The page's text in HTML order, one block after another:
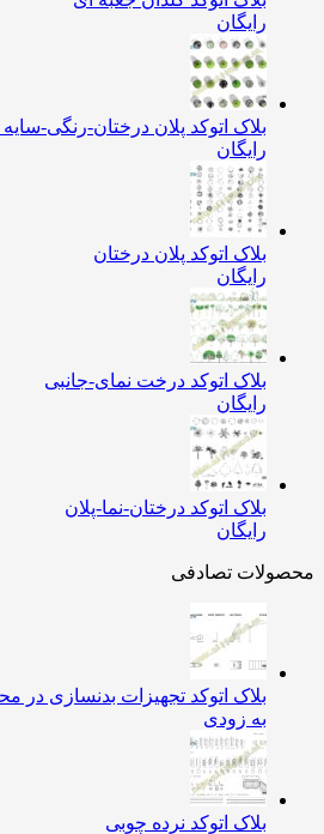
رایگان
بلاک اتوکد پلان درختان-رنگی-سایه دار
رایگان
بلاک اتوکد پلان درختان
رایگان
بلاک اتوکد درخت نمای-جانبی
رایگان
بلاک اتوکد درختان-نما-پلان
رایگان
تصادفی
بلاک اتوکد تجهیزات بدنسازی در محوطه
به زودی
بلاک اتوکد نرده چوبی